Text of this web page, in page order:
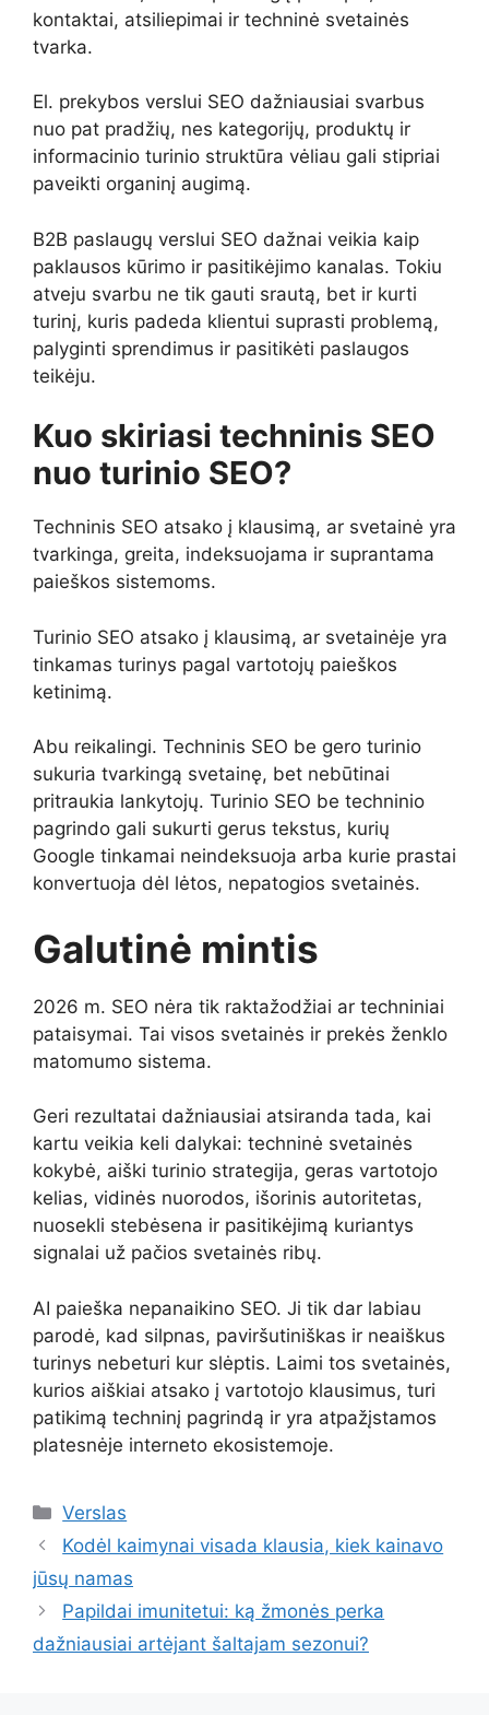
kontaktai, atsiliepimai ir techninė svetainės
tvarka.
El. prekybos verslui SEO dažniausiai svarbus
nuo pat pradžių, nes kategorijų, produktų ir
informacinio turinio struktūra vėliau gali stipriai
paveikti organinį augimą.
B2B paslaugų verslui SEO dažnai veikia kaip
paklausos kūrimo ir pasitikėjimo kanalas. Tokiu
atveju svarbu ne tik gauti srautą, bet ir kurti
turinį, kuris padeda klientui suprasti problemą,
palyginti sprendimus ir pasitikėti paslaugos
teikėju.
Kuo skiriasi techninis SEO
nuo turinio SEO?
Techninis SEO atsako į klausimą, ar svetainė yra
tvarkinga, greita, indeksuojama ir suprantama
paieškos sistemoms.
Turinio SEO atsako į klausimą, ar svetainėje yra
tinkamas turinys pagal vartotojų paieškos
ketinimą.
Abu reikalingi. Techninis SEO be gero turinio
sukuria tvarkingą svetainę, bet nebūtinai
pritraukia lankytojų. Turinio SEO be techninio
pagrindo gali sukurti gerus tekstus, kurių
Google tinkamai neindeksuoja arba kurie prastai
konvertuoja dėl lėtos, nepatogios svetainės.
Galutinė mintis
2026 m. SEO nėra tik raktažodžiai ar techniniai
pataisymai. Tai visos svetainės ir prekės ženklo
matomumo sistema.
Geri rezultatai dažniausiai atsiranda tada, kai
kartu veikia keli dalykai: techninė svetainės
kokybė, aiški turinio strategija, geras vartotojo
kelias, vidinės nuorodos, išorinis autoritetas,
nuosekli stebėsena ir pasitikėjimą kuriantys
signalai už pačios svetainės ribų.
AI paieška nepanaikino SEO. Ji tik dar labiau
parodė, kad silpnas, paviršutiniškas ir neaiškus
turinys nebeturi kur slėptis. Laimi tos svetainės,
kurios aiškiai atsako į vartotojo klausimus, turi
patikimą techninį pagrindą ir yra atpažįstamos
platesnėje interneto ekosistemoje.
Kategorijos
Verslas
Kodėl kaimynai visada klausia, kiek kainavo
jūsų namas
Papildai imunitetui: ką žmonės perka
dažniausiai artėjant šaltajam sezonui?